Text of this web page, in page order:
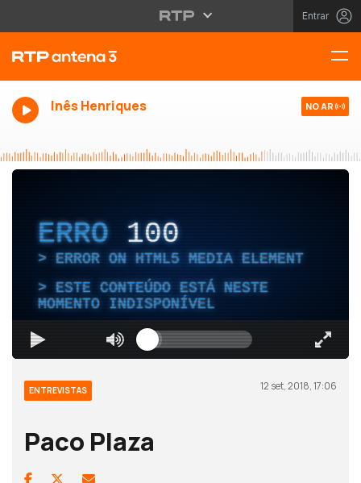
Entrar
Inês Henriques NO AR
ERRO 100
ERROR ON HTML5 MEDIA ELEMENT
ESTE CONTEÚDO ESTÁ NESTE
MOMENTO INDISPONÍVEL
ENTREVISTAS 12 set, 2018, 17:06
Paco Plaza